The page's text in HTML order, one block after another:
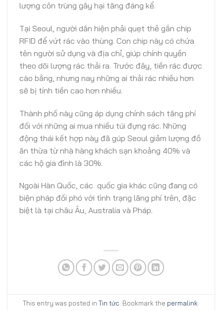
lượng côn trùng gây hại tăng đáng kể.
Tại Seoul, người dân hiện phải quẹt thẻ gắn chip
RFID để vứt rác vào thùng. Con chip này có chứa
tên người sử dụng và địa chỉ, giúp chính quyền
theo dõi lượng rác thải ra. Trước đây, tiền rác được
cào bằng, nhưng nay những ai thải rác nhiều hơn
sẽ bị tính tiền cao hơn nhiều.
Thành phố này cũng áp dụng chính sách tăng phí
đối với những ai mua nhiều túi đựng rác. Những
động thái kết hợp này đã gúp Seoul giảm lượng đồ
ăn thừa từ nhà hàng khách sạn khoảng 40% và
các hộ gia đình là 30%.
Ngoài Hàn Quốc, các quốc gia khác cũng đang có
biện pháp đối phó với tình trạng lãng phí trên, đặc
biệt là tại châu Âu, Australia và Pháp.
This entry was posted in Tin tức . Bookmark the permalink